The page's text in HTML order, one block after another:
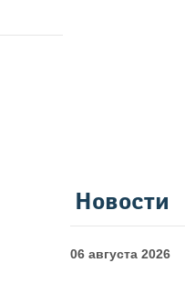
Новости
06 августа 2026